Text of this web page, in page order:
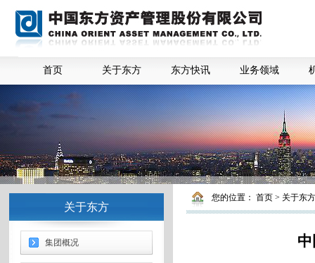
首页 关于东方 东方快讯 业务领域
关于东方
集团概况
您的位置： 首页 > 关于东方